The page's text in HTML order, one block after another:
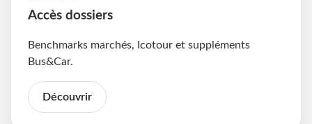
Accès dossiers
Benchmarks marchés, Icotour et suppléments
Bus&Car.
Découvrir